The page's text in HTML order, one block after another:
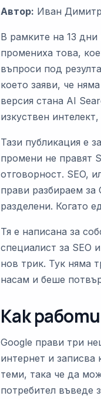
Автор: Иван
В рамките на 13
промениха това,
въпроси под
което заяви, че
версия стана AI
изкуствен
Тази публикация е
промени не правят
отговорност. SEO,
прави разбираем за
разделени. Когато
Тя е написана за
специалист за SEO
нов трик. Тук няма
насам и беше
Как
Google прави три
интернет и
теми, така че да
потребител въведе